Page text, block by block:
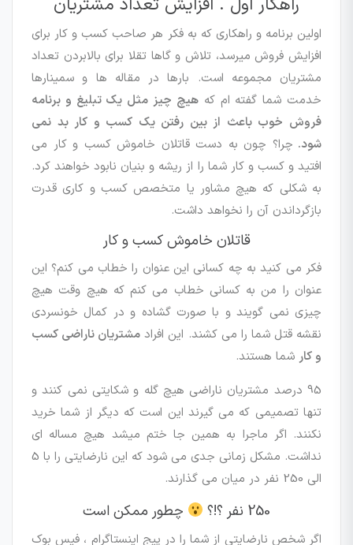
راهکار اول . افزایش تعداد مشتریان
اولین برنامه و راهکاری که به فکر هر صاحب کسب و کار برای
افزایش فروش میرسد، تلاش و گاها تقلا برای بالابردن تعداد
مشتریان مجموعه است. بارها در مقاله ها و سمینارها
خدمت شما گفته ام کههیچ چیز مثل یک تبلیغ و برنامه
فروش خوب باعث از بین رفتن یک کسب و کار بد نمی
شود. چرا؟ چون به دست قاتلان خاموش کسب و کار می
افتید و کسب و کار شما را از ریشه و بنیان نابود خواهند کرد.
به شکلی که هیچ مشاور یا متخصص کسب و کاری قدرت
بازگرداندن آن را نخواهد داشت.
قاتلان خاموش کسب و کار
فکر می کنید به چه کسانی این عنوان را خطاب می کنم؟ این
عنوان را من به کسانی خطاب می کنم که هیچ وقت هیچ
چیزی نمی گویند و با صورت گشاده و در کمال خونسردی
نقشه قتل شما را می کشند. این افراد مشتریان ناراضی کسب
و کار شما هستند.
95 درصد مشتریان ناراضی هیچ گله و شکایتی نمی کنند و
تنها تصمیمی که می گیرند این است که دیگر از شما خرید
نکنند. اگر ماجرا به همین جا ختم میشد هیچ مساله ای
نداشت. مشکل زمانی جدی می شود که این نارضایتی را با 5
الی 250 نفر در میان می گذارند.
250 نفر ؟!؟ چطور ممکن است
اگر شخص نارضایتی از شما را در پیج اینستاگرام ، فیس بوک